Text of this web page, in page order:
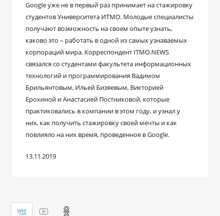
Google уже не в первый раз принимает на стажировку
студентов Университета ИТМО. Молодые специалисты
получают возможность на своем опыте узнать,
каково это – работать в одной из самых узнаваемых
корпораций мира. Корреспондент ITMO.NEWS
связался со студентами факультета информационных
технологий и программирования Вадимом
Брильянтовым, Ильей Бизяевым, Викторией
Ерохиной и Анастасией Постниковой, которые
практиковались в компании в этом году, и узнал у
них, как получить стажировку своей мечты и как
повлияло на них время, проведенное в Google.
13.11.2019